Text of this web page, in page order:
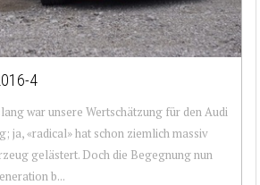
4
war unsere Wertschätzung für den Audi
ja, «radical» hat schon ziemlich massiv
gelästert. Doch die Begegnung nun
b...